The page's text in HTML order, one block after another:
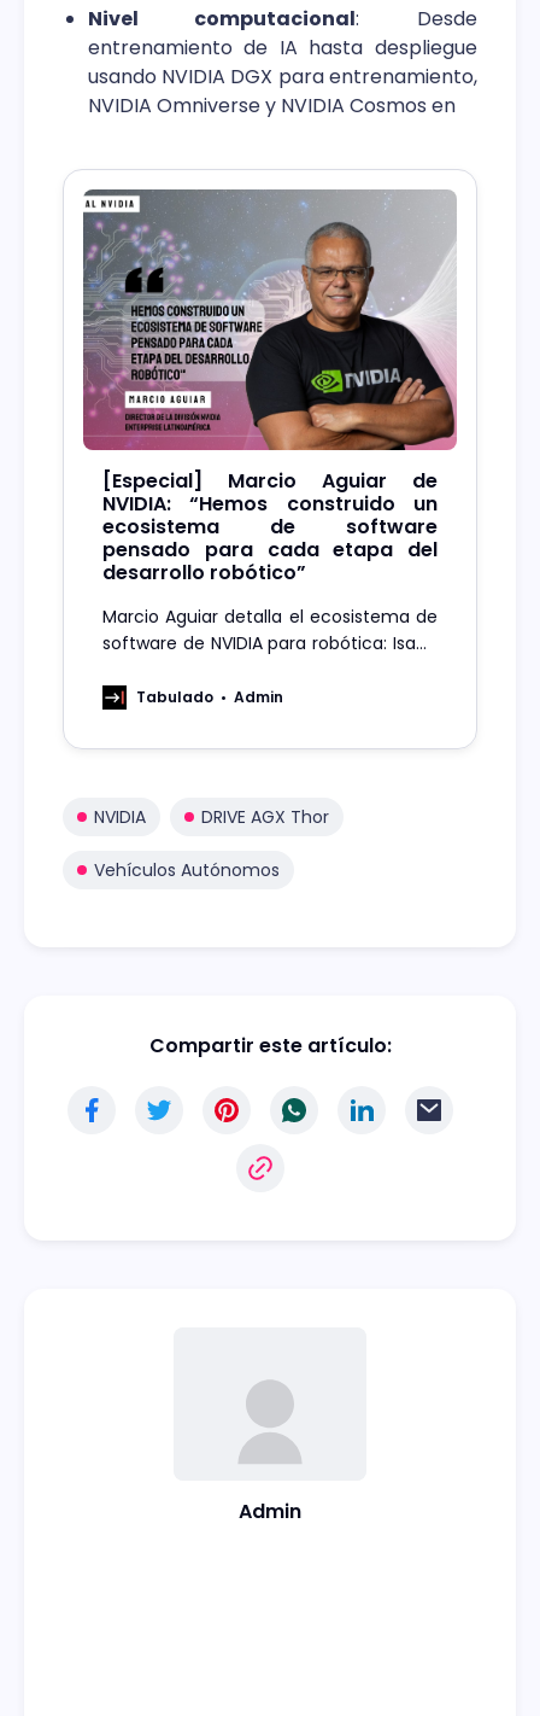
Nivel computacional: Desde
entrenamiento de IA hasta despliegue
usando NVIDIA DGX para entrenamiento,
NVIDIA Omniverse y NVIDIA Cosmos en
[Especial] Marcio Aguiar de
NVIDIA: “Hemos construido un
ecosistema de software
pensado para cada etapa del
desarrollo robótico”
Marcio Aguiar detalla el ecosistema de
software de NVIDIA para robótica: Isaac
Metropolis como base tecnológica.
Tabulado Admin
NVIDIA DRIVE AGX Thor
Vehículos Autónomos
Compartir este artículo:
Admin